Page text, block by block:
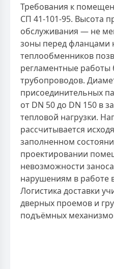
Требования к
СП 41-101-95. Высота
обслуживания — не
зоны перед фланцами
теплообменников
регламентные работы
трубопроводов.
присоединительных
от DN 50 до DN 150 в
тепловой нагрузки.
рассчитывается
заполненном
проектировании
невозможности
нарушениям в работе
Логистика доставки
дверных проемов и
подъёмных